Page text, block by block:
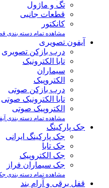
تگ و ماژول
قطعات جانبی
کانکتور
مشاهده تمام دسته بندی
آیفون تصویری
درب بازکن تصویری
تابا الکترونیک
سیماران
الکتروپیک
درب بازکن صوتی
تابا الکترونیک صوتی
الکتروپیک صوتی
مشاهده تمام دسته بندی
جک پارکینگ
جک پارکینگ ایرانی
جک تابا
جک الکتروپیک
جک سیماران فراز
مشاهده تمام دسته بندی
قفل برقی و آرام بند